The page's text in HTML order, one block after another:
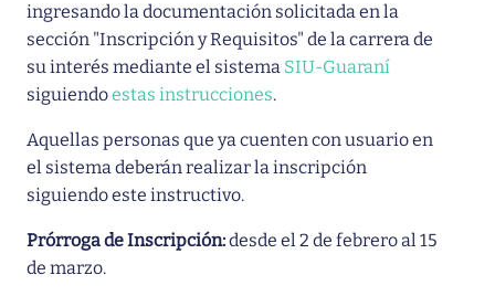
ingresando la documentación solicitada en la
sección "Inscripción y Requisitos" de la carrera de
su interés mediante el sistema SIU-Guaraní
siguiendoestas instrucciones.
Aquellas personas que ya cuenten con usuario en
el sistema deberán realizar la inscripción
siguiendo este instructivo.
Prórroga de Inscripción:desde el 2 de febrero al 15
de marzo.